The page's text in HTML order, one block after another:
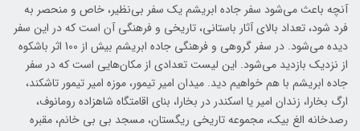
آنچه باعث می‌شود سفر جاده ابریشم یک سفر بی‌نظیر، خاص و منحصر به
فرد شود، تعداد بالای آثار باستانی، تاریخی و فرهنگی آن است که در این سفر
دیده می‌شود. در سفر گروهی و فرهنگی جاده ابریشم بیش از 100 اثر باشکوه
از نزدیک بازدید می‌شود. این لیست تعدادی از مکان‌هایی است که در سفر
جاده ابریشم با هم خواهیم دید. میدان امیر تیمور، موزه امیر تیمور تاشکند،
ارگ بخارا، زندان امیر یا اسکندر در بخارا، بنای اقامتگاه شاهزاده رومانوف،
رصدخانه الغ بیک، مجموعه تاریخی ریگستان، مسجد بی بی خانم، مقبره